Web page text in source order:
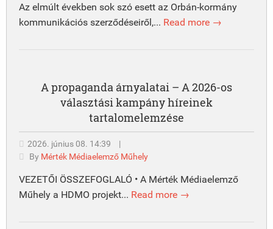
Az elmúlt években sok szó esett az Orbán-kormány
kommunikációs szerződéseiről,... Read more →
A propaganda árnyalatai – A 2026-os
választási kampány híreinek
tartalomelemzése
2026. június 08. 14:39
|
By Mérték Médiaelemző Műhely
VEZETŐI ÖSSZEFOGLALÓ • A Mérték Médiaelemző
Műhely a HDMO projekt... Read more →